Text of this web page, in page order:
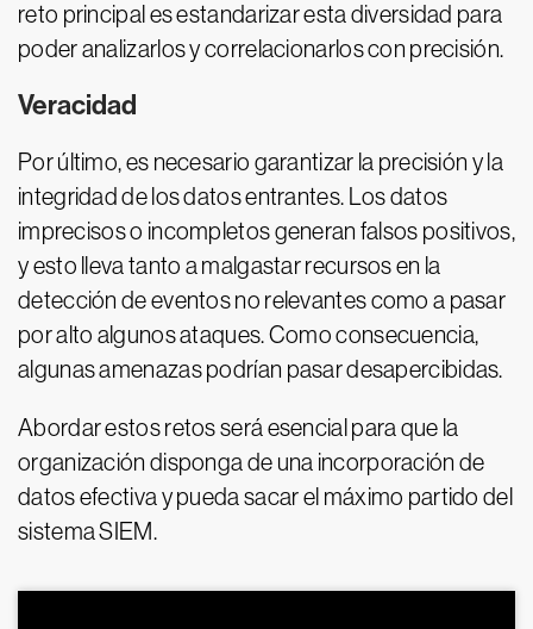
reto principal es estandarizar esta diversidad para
poder analizarlos y correlacionarlos con precisión.
Veracidad
Por último, es necesario garantizar la precisión y la
integridad de los datos entrantes. Los datos
imprecisos o incompletos generan falsos positivos,
y esto lleva tanto a malgastar recursos en la
detección de eventos no relevantes como a pasar
por alto algunos ataques. Como consecuencia,
algunas amenazas podrían pasar desapercibidas.
Abordar estos retos será esencial para que la
organización disponga de una incorporación de
datos efectiva y pueda sacar el máximo partido del
sistema SIEM.